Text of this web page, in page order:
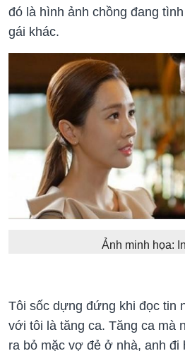
đó là hình ảnh chồng đang
gái khác.
Ảnh minh họa:
Tôi sốc dựng đứng khi đọc tin
với tôi là tăng ca. Tăng ca mà
ra bỏ mặc vợ đẻ ở nhà, anh